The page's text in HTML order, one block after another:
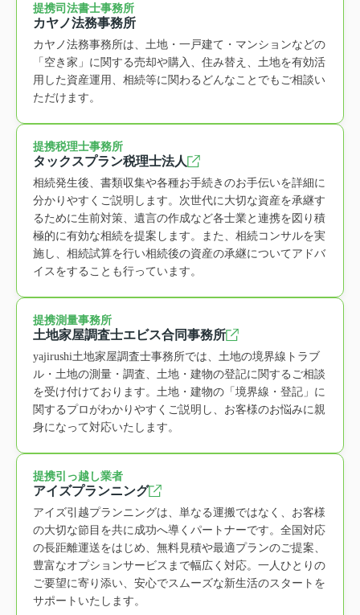
提携司法書士事務所
カヤノ法務事務所
カヤノ法務事務所は、土地・一戸建て・マンションなどの
「空き家」に関する売却や購入、住み替え、土地を有効活
用した資産運用、相続等に関わるどんなことでもご相談い
ただけます。
提携税理士事務所
タックスプラン税理士法人
相続発生後、書類収集や各種お手続きのお手伝いを詳細に
分かりやすくご説明します。次世代に大切な資産を承継す
るために生前対策、遺言の作成など各士業と連携を図り積
極的に有効な相続を提案します。また、相続コンサルを実
施し、相続試算を行い相続後の資産の承継についてアドバ
イスをすることも行っています。
提携測量事務所
土地家屋調査士エビス合同事務所
yajirushi土地家屋調査士事務所では、土地の境界線トラブ
ル・土地の測量・調査、土地・建物の登記に関するご相談
を受け付けております。土地・建物の「境界線・登記」に
関するプロがわかりやすくご説明し、お客様のお悩みに親
身になって対応いたします。
提携引っ越し業者
アイズプランニング
アイズ引越プランニングは、単なる運搬ではなく、お客様
の大切な節目を共に成功へ導くパートナーです。全国対応
の長距離運送をはじめ、無料見積や最適プランのご提案、
豊富なオプションサービスまで幅広く対応。一人ひとりの
ご要望に寄り添い、安心でスムーズな新生活のスタートを
サポートいたします。